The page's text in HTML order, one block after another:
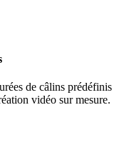
de câlins prédéfinis
vidéo sur mesure.